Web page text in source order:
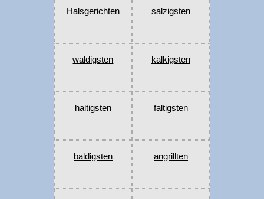
Halsgerichten salzigsten
waldigsten kalkigsten
haltigsten faltigsten
baldigsten angrillten